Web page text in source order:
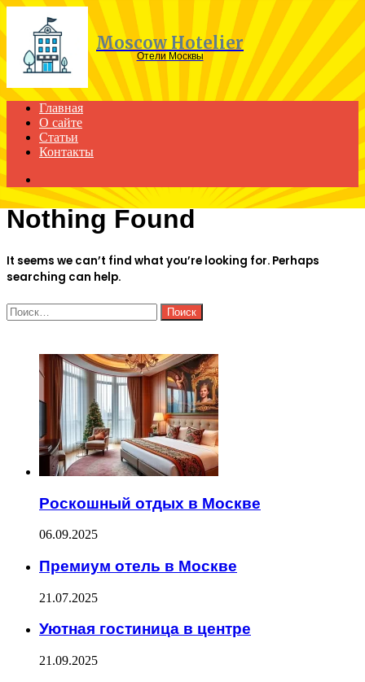
Menu
Moscow Hotelier
Отели Москвы
Главная
О сайте
Статьи
Контакты
for
Nothing Found
It seems we can’t find what you’re looking for. Perhaps
searching can help.
Найти:
Роскошный отдых в Москве
06.09.2025
Премиум отель в Москве
21.07.2025
Уютная гостиница в центре
21.09.2025